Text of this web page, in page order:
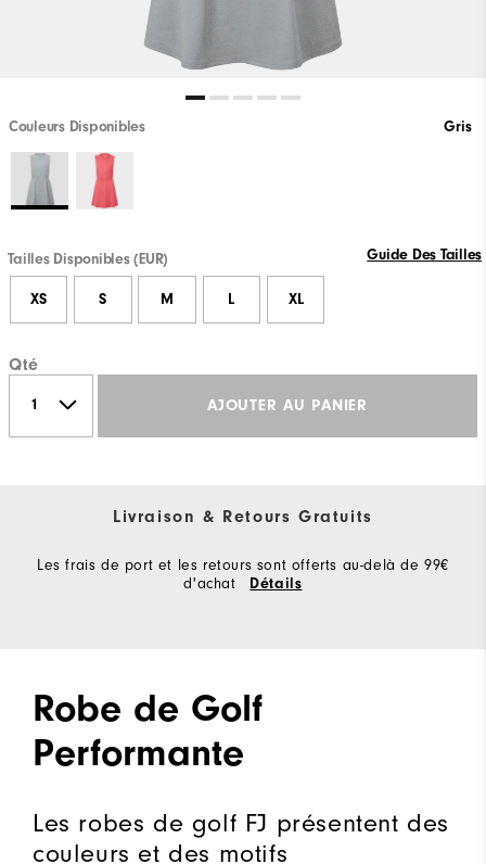
Couleurs Disponibles Gris
Tailles Disponibles (EUR) Guide Des Tailles
XS S M L XL
Qté
AJOUTER AU PANIER
Livraison & Retours Gratuits
Les frais de port et les retours sont offerts au-delà de 99€
d'achat
Détails
Robe de Golf
Performante
Les robes de golf FJ présentent des
couleurs et des motifs